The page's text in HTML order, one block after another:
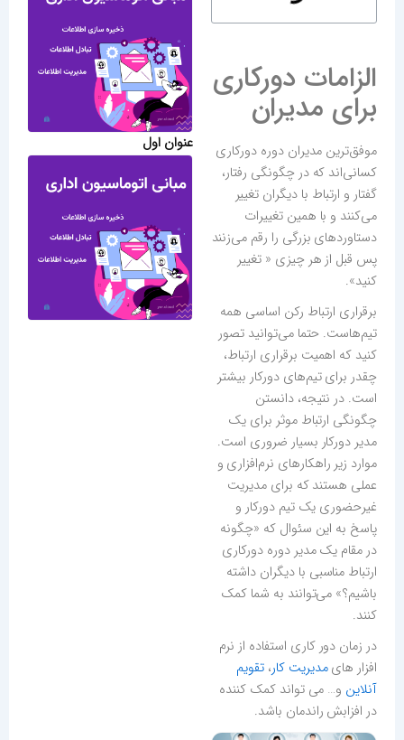
الزامات دورکاری
برای مدیران
موفق‌ترین مدیران دوره دورکاری
کسانی‌اند که در چگونگی رفتار،
گفتار و ارتباط با دیگران تغییر
می‌کنند و با همین تغییرات
دستاوردهای بزرگی را رقم می‌زنند
پس قبل از هر چیزی « تغییر
کنید».
برقراری ارتباط رکن اساسی همه
تیم‌هاست. حتما می‌توانید تصور
کنید که اهمیت برقراری ارتباط،
چقدر برای تیم‌های دورکار بیشتر
است. در نتیجه، دانستن
چگونگی ارتباط موثر برای یک
مدیر دورکار بسیار ضروری است.
موارد زیر راهکارهای نرم‌افزاری و
عملی هستند که برای مدیریت
غیرحضوری یک تیم دورکار و
پاسخ به این سئوال که «چگونه
در مقام یک مدیر دوره دورکاری
ارتباط مناسبی با دیگران داشته
باشیم؟» می‌توانند به شما کمک
کنند.
در زمان دور کاری استفاده از نرم
افزار هایمدیریت کار، تقویم
آنلاین و… می تواند کمک کننده
در افزابش راندمان باشد.
عنوان اول